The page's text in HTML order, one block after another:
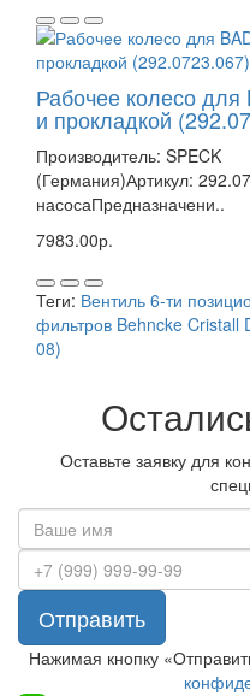
Рабочее колесо для
и прокладкой
Производитель: SPECK
(Германия)Артикул:
насосаПредназначени..
7983.00р.
Теги: Вентиль 6-ти
фильтров Behncke Cristall
08)
Оставьте заявку для
Отправить
Нажимая кнопку